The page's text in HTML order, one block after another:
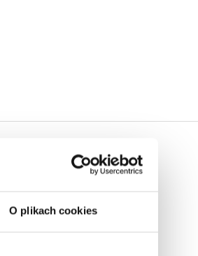
O plikach cookies